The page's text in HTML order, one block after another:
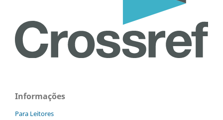
Informações
Para Leitores